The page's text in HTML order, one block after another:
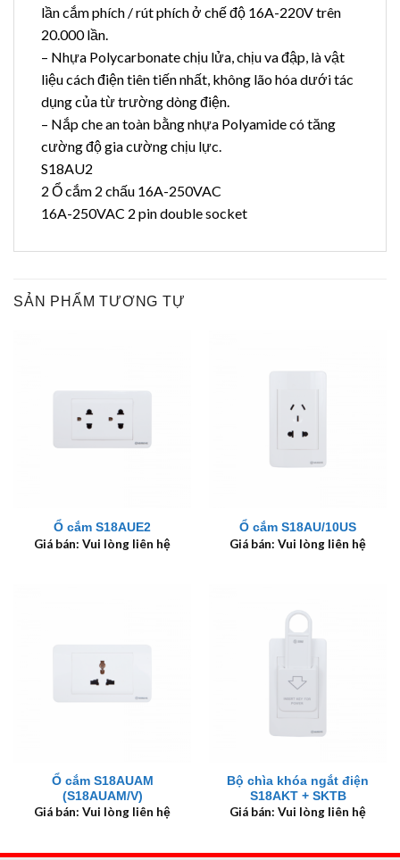
lần cắm phích / rút phích ở chế độ 16A-220V trên
20.000 lần.
– Nhựa Polycarbonate chịu lửa, chịu va đập, là vật
liệu cách điện tiên tiến nhất, không lão hóa dưới tác
dụng của từ trường dòng điện.
– Nắp che an toàn bằng nhựa Polyamide có tăng
cường độ gia cường chịu lực.
S18AU2
2 Ổ cắm 2 chấu 16A-250VAC
16A-250VAC 2 pin double socket
SẢN PHẨM TƯƠNG TỰ
Ổ cắm S18AUE2
Giá bán: Vui lòng liên hệ
Ổ cắm S18AU/10US
Giá bán: Vui lòng liên hệ
Ổ cắm S18AUAM
(S18AUAM/V)
Giá bán: Vui lòng liên hệ
Bộ chìa khóa ngắt điện
S18AKT + SKTB
Giá bán: Vui lòng liên hệ